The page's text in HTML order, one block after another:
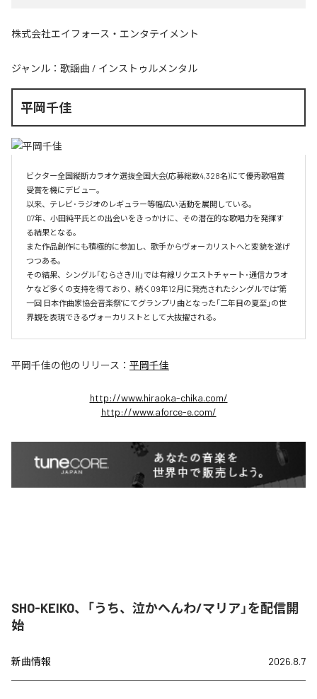
株式会社エイフォース・エンタテイメント
ジャンル： 歌謡曲 / インストゥルメンタル
平岡千佳
ビクター全国縦断カラオケ選抜全国大会(応募総数4,328名)にて優秀歌唱賞
受賞を機にデビュー。
以来、テレビ･ラジオのレギュラー等幅広い活動を展開している。
07年、小田純平氏との出会いをきっかけに、その潜在的な歌唱力を発揮す
る結果となる。
また作品創作にも積極的に参加し、歌手からヴォーカリストへと変貌を遂げ
つつある。
その結果、シングル「むらさき川」では有線リクエストチャート･通信カラオ
ケなど多くの支持を得ており、続く09年12月に発売されたシングルでは"第
一回 日本作曲家協会音楽祭"にてグランプリ曲となった「二年目の夏至」の世
界観を表現できるヴォーカリストとして大抜擢される。
平岡千佳の他のリリース： 平岡千佳
http://www.hiraoka-chika.com/
http://www.aforce-e.com/
SHO-KEIKO、「うち、泣かへんわ/マリア」を配信開
始
新曲情報 2026.8.7